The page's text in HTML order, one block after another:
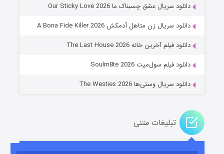
عملیات آپارتمان
قسمت۲ (زیرنویس) منتشر شد
مردگان متحرک: شهر مرده ۳
دانلود سریال عشق چسبناک ما Our Sticky Love 2026
دانلود سریال زن متاهل آدمکش A Bona Fide Killer 2026
دانلود فیلم آخرین خانه The Last House 2026
دانلود فیلم سول‌میت Soulm8te 2026
دانلود سریال وستی‌ها The Westies 2026
تبلیغات متنی